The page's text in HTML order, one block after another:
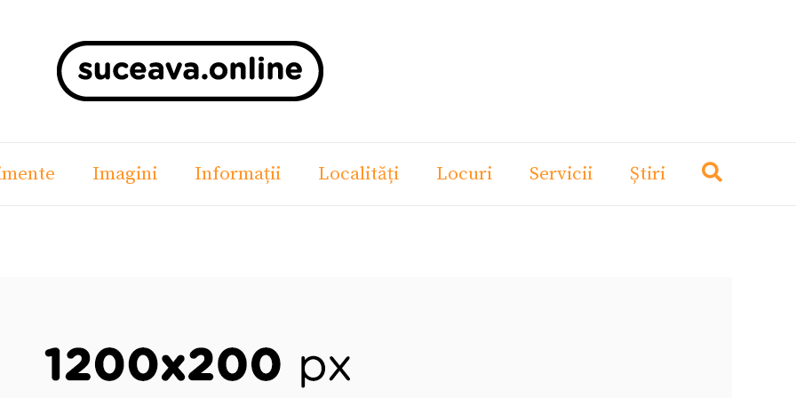
Imagini Informații Localități Locuri Servicii Știri